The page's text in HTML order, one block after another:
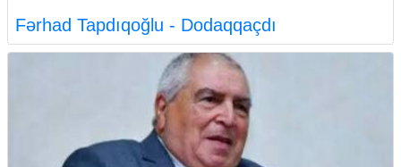
Fərhad Tapdıqoğlu - Dodaqqaçdı